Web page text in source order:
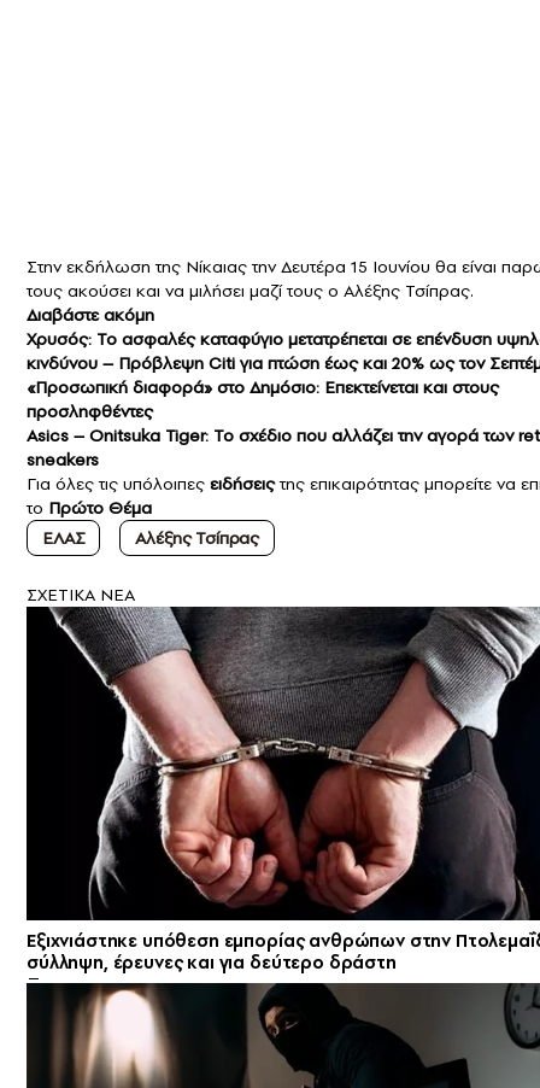
Στην εκδήλωση της Νίκαιας την Δευτέρα 15 Ιουνίου θα είναι
τους ακούσει και να μιλήσει μαζί τους ο Αλέξης Τσίπρας.
Διαβάστε ακόμη
Χρυσός: Το ασφαλές καταφύγιο μετατρέπεται σε επένδυση
κινδύνου – Πρόβλεψη Citi για πτώση έως και 20% ως τον
«Προσωπική διαφορά» στο Δημόσιο: Επεκτείνεται και στους
προσληφθέντες
Asics – Onitsuka Tiger: Το σχέδιο που αλλάζει την αγορά των
sneakers
Για όλες τις υπόλοιπες ειδήσειςτης επικαιρότητας μπορείτε να
το Πρώτο Θέμα
ΕΛΑΣ
Aλέξης Τσίπρας
ΣXETIKA NEA
Εξιχνιάστηκε υπόθεση εμπορίας ανθρώπων στην
σύλληψη, έρευνες και για δεύτερο δράστη